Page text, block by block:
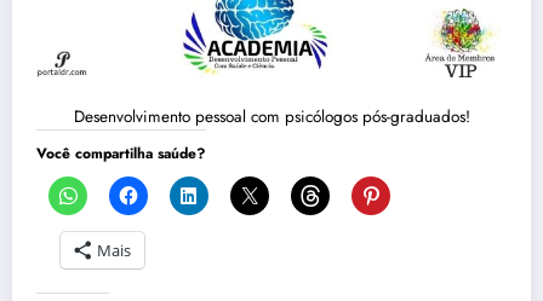
Desenvolvimento pessoal com psicólogos pós-graduados!
Você compartilha saúde?
Mais